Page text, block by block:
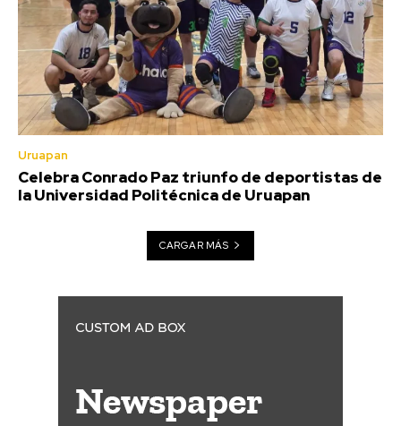
Uruapan
Celebra Conrado Paz triunfo de deportistas de
la Universidad Politécnica de Uruapan
CARGAR MÁS